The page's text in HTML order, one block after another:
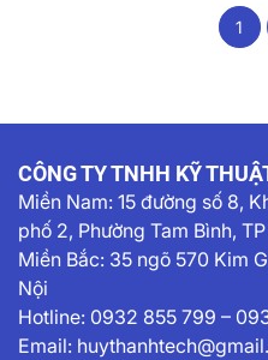
1
CÔNG TY TNHH KỸ
Miền Nam: 15 đường số 8,
phố 2, Phường Tam Bình,
Miền Bắc: 35 ngõ 570 Kim
Nội
Hotline: 0932 855 799 –
Email: